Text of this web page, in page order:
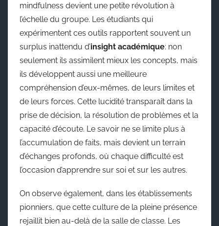
mindfulness devient une petite révolution à
l’échelle du groupe. Les étudiants qui
expérimentent ces outils rapportent souvent un
surplus inattendu d’insight académique: non
seulement ils assimilent mieux les concepts, mais
ils développent aussi une meilleure
compréhension d’eux-mêmes, de leurs limites et
de leurs forces. Cette lucidité transparaît dans la
prise de décision, la résolution de problèmes et la
capacité d’écoute. Le savoir ne se limite plus à
l’accumulation de faits, mais devient un terrain
d’échanges profonds, où chaque difficulté est
l’occasion d’apprendre sur soi et sur les autres.
On observe également, dans les établissements
pionniers, que cette culture de la pleine présence
rejaillit bien au-delà de la salle de classe. Les